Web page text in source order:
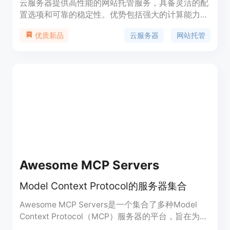
云服务器提供高性能的网站托管服务，具备灵活的配
置选项和可靠的稳定性。优势包括强大的计算能力、
配置。价格根据配置选项和使用时长而定，适合个人
优质新品 云服务器 网站托管
Awesome MCP Servers
Model Context Protocol的服务器集合
Awesome MCP Servers是一个集合了多种Model
Context Protocol（MCP）服务器的平台，旨在为开